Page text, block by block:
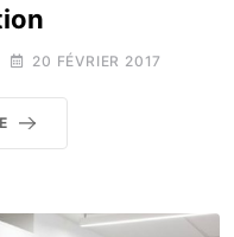
20 FÉVRIER 2017